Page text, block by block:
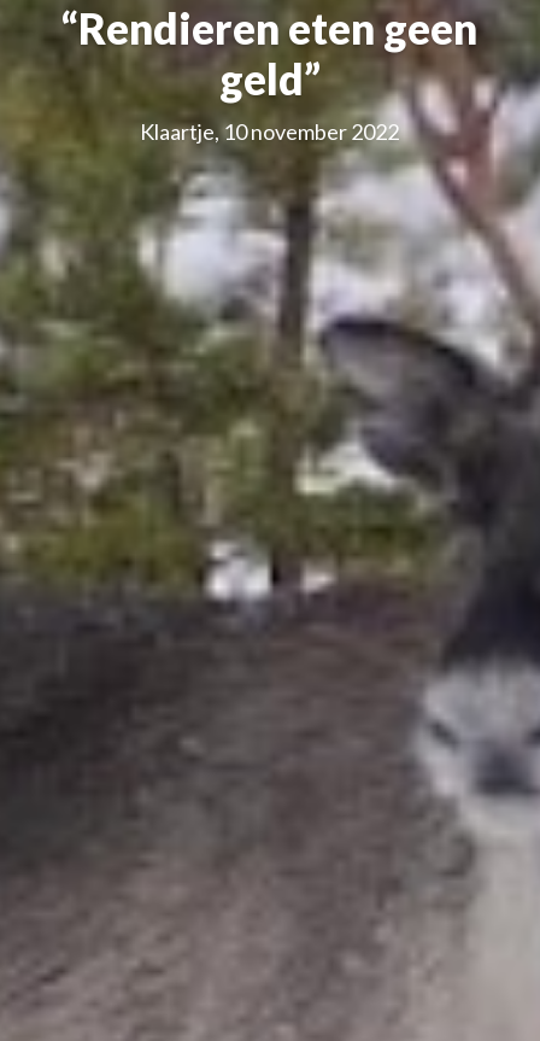
“Rendieren eten geen
geld”
Klaartje, 10 november 2022